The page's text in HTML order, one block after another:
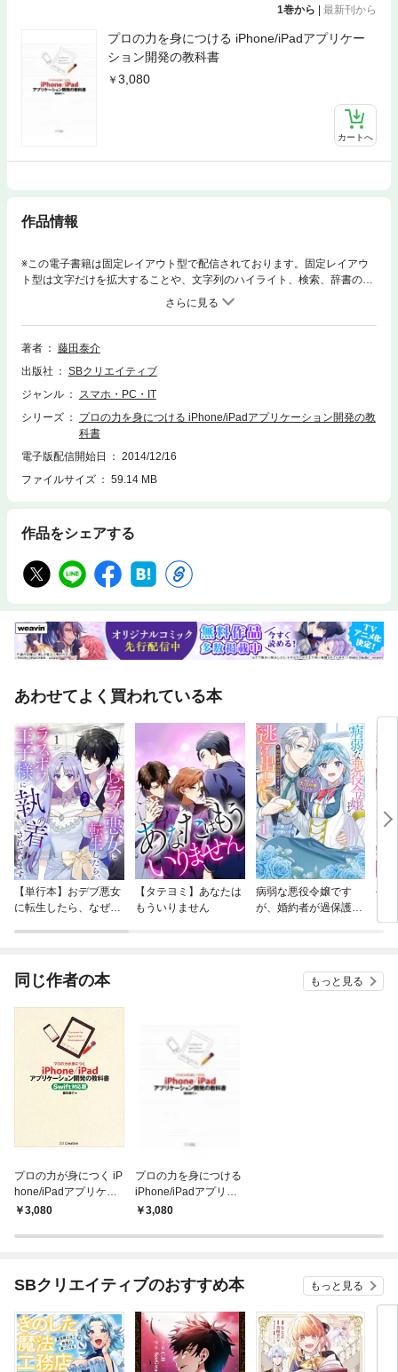
1巻から 最新刊から
プロの力を身につける iPhone/iPadアプリケー
ション開発の教科書
3,080
カートへ
作品情報
※この電子書籍は固定レイアウト型で配信されております。固定レイアウ
ト型は文字だけを拡大することや、文字列のハイライト、検索、辞書の参
照、引用などの機能が使用できません。この本は、次のような方々に向け
て書かれています。・iPhone/iPadアプリケーション開発で仕事をしたい
人・入門からレベルアップしたいプログラマー・アプリケーション開発の
知識を体系的に身につけたい人・プログラミングの研修テキストを探して
グラム、ユニットテストまで、豊富な図とサンプルソースコードを交え、
プログラマーが知っておくべき知識を網羅しました。オブジェクト指向開
が理解できる構成になっています。iPhone/iPadアプリケーション開発の
一つのハードルである、オブジェクト指向開発のセンスとテクニックが身
につきます。サンプルコードは、github.comからダウンロード可能。iOS
応。
著者
藤田泰介
出版社
SBクリエイティブ
ジャンル
スマホ・PC・IT
シリーズ
プロの力を身につける iPhone/iPadアプリケーション開発の教
科書
電子版配信開始日
2014/12/16
ファイルサイズ
59.14 MB
作品をシェアする
あわせてよく買われている本
【単行本】おデブ悪女
に転生したら、なぜか
【タテヨミ】あなたは
もういりません
病弱な悪役令嬢です
が、婚約者が過保護す
公
同じ作者の本 もっと見る
プロの力が身につく iP
hone/iPadアプリケー
ション開発の教科書 S
3,080
プロの力を身につける
iPhone/iPadアプリケ
ーション開発の教科書
3,080
SBクリエイティブのおすすめ本 もっと見る